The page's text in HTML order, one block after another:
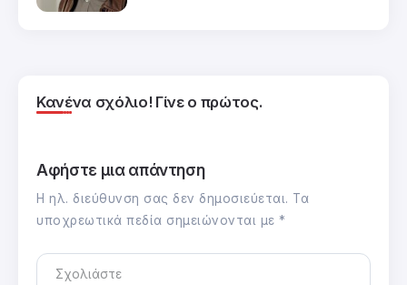
Κανένα σχόλιο! Γίνε ο πρώτος.
Αφήστε μια απάντηση
Η ηλ. διεύθυνση σας δεν δημοσιεύεται. Τα
υποχρεωτικά πεδία σημειώνονται με *